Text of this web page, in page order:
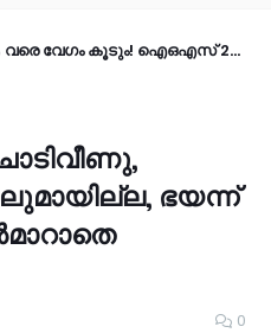
വേഗം കൂടും! ഐഒഎസ് 27
ഭയന്ന്
0